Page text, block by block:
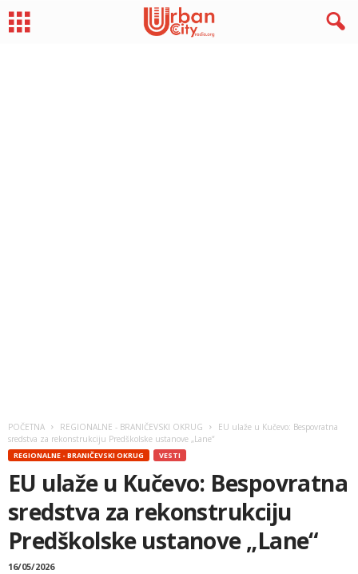
POČETNA REGIONALNE - BRANIČEVSKI OKRUG
EU ulaže u Kučevo: Bespovratna
sredstva za rekonstrukciju Predškolske ustanove „Lane“
REGIONALNE - BRANIČEVSKI OKRUG VESTI
EU ulaže u Kučevo: Bespovratna
sredstva za rekonstrukciju
Predškolske ustanove „Lane“
16/05/2026